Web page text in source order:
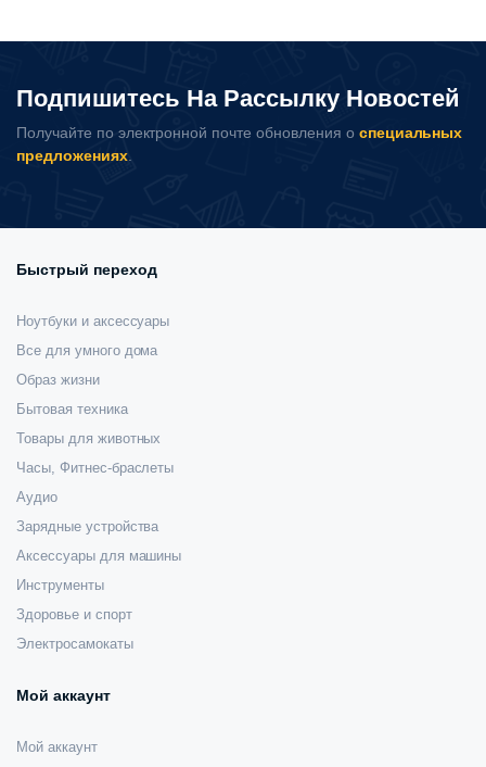
количество
Подпишитесь На Рассылку Новостей
Получайте по электронной почте обновления о специальных
предложениях.
Быстрый переход
Ноутбуки и аксессуары
Все для умного дома
Образ жизни
Бытовая техника
Товары для животных
Часы, Фитнес-браслеты
Аудио
Зарядные устройства
Аксессуары для машины
Инструменты
Здоровье и спорт
Электросамокаты
Мой аккаунт
Мой аккаунт